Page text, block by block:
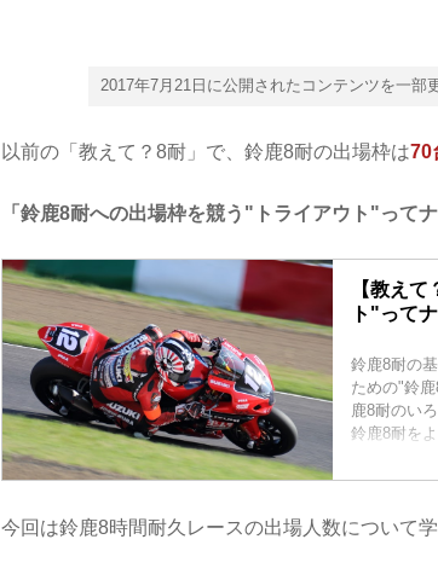
2017年7月21日に公開されたコンテンツを一部
以前の「教えて？8耐」で、鈴鹿8耐の出場枠は70
「鈴鹿8耐への出場枠を競う"トライアウト"って
【教え
ト"って
鈴鹿8耐の
ための"鈴
鹿8耐のい
鈴鹿8耐を
今回は鈴鹿8時間耐久レースの出場人数について学